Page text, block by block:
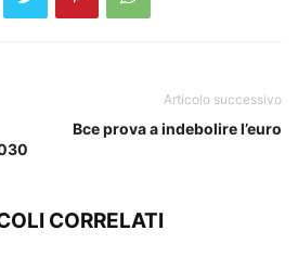
Articolo successivo
Bce prova a indebolire l’euro
CORRELATI